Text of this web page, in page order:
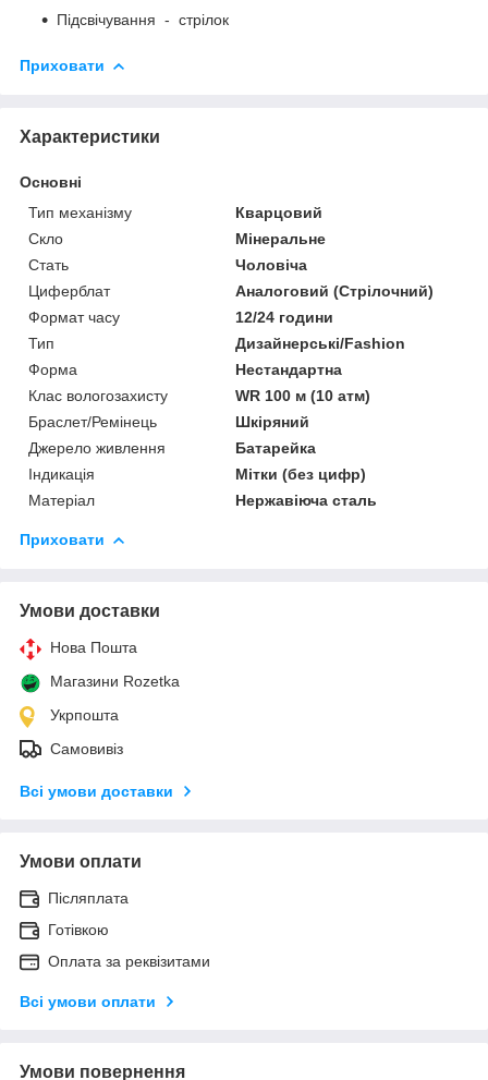
Підсвічування - стрілок
Приховати
Характеристики
Основні
Тип механізму
Кварцовий
Скло
Мінеральне
Стать
Чоловіча
Циферблат
Аналоговий (Стрілочний)
Формат часу
12/24 години
Тип
Дизайнерські/Fashion
Форма
Нестандартна
Клас вологозахисту
WR 100 м (10 атм)
Браслет/Ремінець
Шкіряний
Джерело живлення
Батарейка
Індикація
Мітки (без цифр)
Матеріал
Нержавіюча сталь
Приховати
Умови доставки
Нова Пошта
Магазини Rozetka
Укрпошта
Самовивіз
Всі умови доставки
Умови оплати
Післяплата
Готівкою
Оплата за реквізитами
Всі умови оплати
Умови повернення